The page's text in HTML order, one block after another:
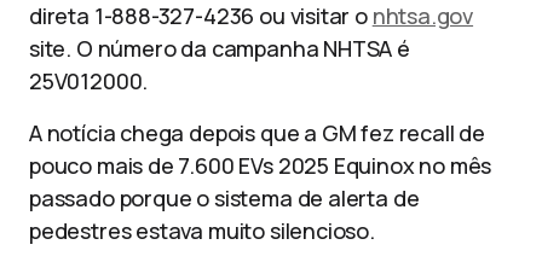
direta 1-888-327-4236 ou visitar o nhtsa.gov
site. O número da campanha NHTSA é
25V012000.
A notícia chega depois que a GM fez recall de
pouco mais de 7.600 EVs 2025 Equinox no mês
passado porque o sistema de alerta de
pedestres estava muito silencioso.